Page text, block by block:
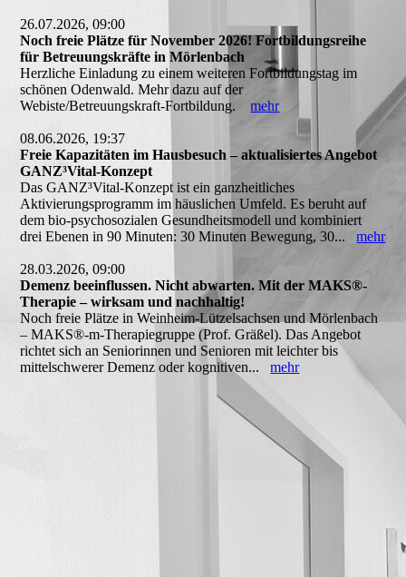
26.07.2026, 09:00
Noch freie Plätze für November 2026! Fortbildungsreihe
für Betreuungskräfte in Mörlenbach
Herzliche Einladung zu einem weiteren Fortbildungstag im
schönen Odenwald. Mehr dazu auf der
Webiste/Betreuungskraft-Fortbildung.mehr
08.06.2026, 19:37
Freie Kapazitäten im Hausbesuch – aktualisiertes Angebot
GANZ³Vital-Konzept
Das GANZ³Vital-Konzept ist ein ganzheitliches
Aktivierungsprogramm im häuslichen Umfeld. Es beruht auf
dem bio-psychosozialen Gesundheitsmodell und kombiniert
drei Ebenen in 90 Minuten: 30 Minuten Bewegung, 30...mehr
28.03.2026, 09:00
Demenz beeinflussen. Nicht abwarten. Mit der MAKS®-
Therapie – wirksam und nachhaltig!
Noch freie Plätze in Weinheim-Lützelsachsen und Mörlenbach
– MAKS®-m-Therapiegruppe (Prof. Gräßel). Das Angebot
richtet sich an Seniorinnen und Senioren mit leichter bis
mittelschwerer Demenz oder kognitiven...mehr